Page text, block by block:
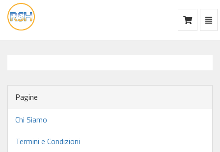
vai
alla
Pagine
Chi Siamo
Termini e Condizioni